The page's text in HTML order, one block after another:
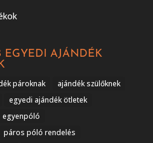
EGYEDI AJÁNDÉK
pároknak
ajándék szülőknek
egyedi ajándék ötletek
egyenpóló
páros póló rendelés